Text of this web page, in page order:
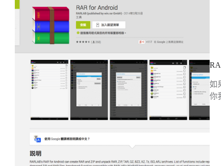
如
你